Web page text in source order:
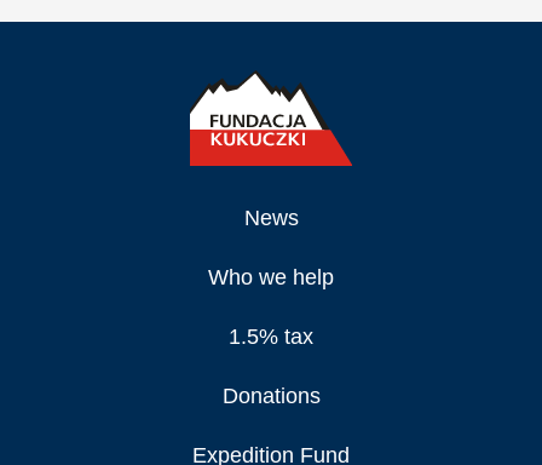
News
Who we help
1.5% tax
Donations
Expedition Fund